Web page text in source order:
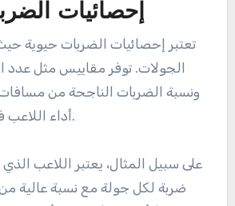
إحصائيات
تعتبر إحصائيات الضربات حيوية
الجولات. توفر مقاييس مثل عدد
ونسبة الضربات الناجحة من
أداء اللاعب في اللعبة القصيرة.
ضربة لكل جولة مع نسبة عالية